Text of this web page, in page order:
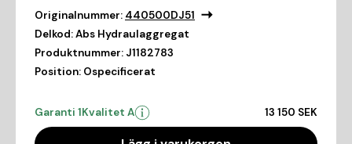
Originalnummer: 440500DJ51
Delkod:Abs Hydraulaggregat
Produktnummer: J1182783
Position: Ospecificerat
Garanti 1Kvalitet A 13 150 SEK